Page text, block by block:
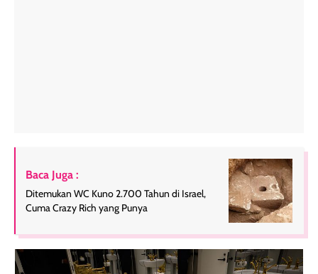
Baca Juga :
Ditemukan WC Kuno 2.700 Tahun di Israel,
Cuma Crazy Rich yang Punya